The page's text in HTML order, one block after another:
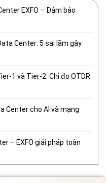
EXFO – Đảm bảo
Center: 5 sai lầm gây
1 và Tier-2: Chỉ đo OTDR
Center cho AI và mạng
– EXFO giải pháp toàn